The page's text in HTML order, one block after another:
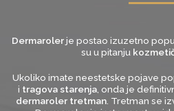
Dermarolerje postao izuzetno
su u pitanju
Ukoliko imate neestetske pojave
i tragova starenja, onda je
dermaroler tretman. Tretman se